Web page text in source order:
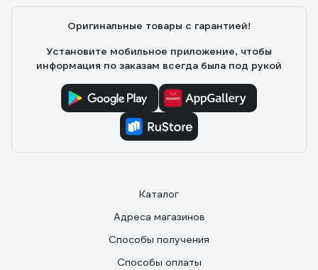
Оригинальные товары с гарантией!
Установите мобильное приложение, чтобы
информация по заказам всегда была под рукой
Каталог
Адреса магазинов
Способы получения
Способы оплаты